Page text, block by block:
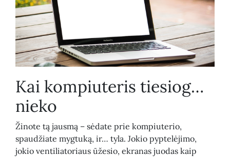
Kai kompiuteris tiesiog…
nieko
Žinote tą jausmą – sėdate prie kompiuterio,
spaudžiate mygtuką, ir… tyla. Jokio pyptelėjimo,
jokio ventiliatoriaus ūžesio, ekranas juodas kaip